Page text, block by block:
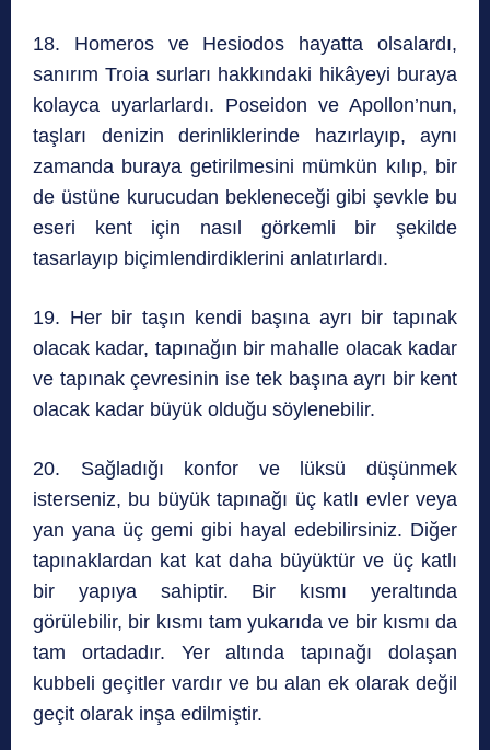
18. Homeros ve Hesiodos hayatta olsalardı,
sanırım Troia surları hakkındaki hikâyeyi buraya
kolayca uyarlarlardı. Poseidon ve Apollon’nun,
taşları denizin derinliklerinde hazırlayıp, aynı
zamanda buraya getirilmesini mümkün kılıp, bir
de üstüne kurucudan bekleneceği gibi şevkle bu
eseri kent için nasıl görkemli bir şekilde
tasarlayıp biçimlendirdiklerini anlatırlardı.
19. Her bir taşın kendi başına ayrı bir tapınak
olacak kadar, tapınağın bir mahalle olacak kadar
ve tapınak çevresinin ise tek başına ayrı bir kent
olacak kadar büyük olduğu söylenebilir.
20. Sağladığı konfor ve lüksü düşünmek
isterseniz, bu büyük tapınağı üç katlı evler veya
yan yana üç gemi gibi hayal edebilirsiniz. Diğer
tapınaklardan kat kat daha büyüktür ve üç katlı
bir yapıya sahiptir. Bir kısmı yeraltında
görülebilir, bir kısmı tam yukarıda ve bir kısmı da
tam ortadadır. Yer altında tapınağı dolaşan
kubbeli geçitler vardır ve bu alan ek olarak değil
geçit olarak inşa edilmiştir.